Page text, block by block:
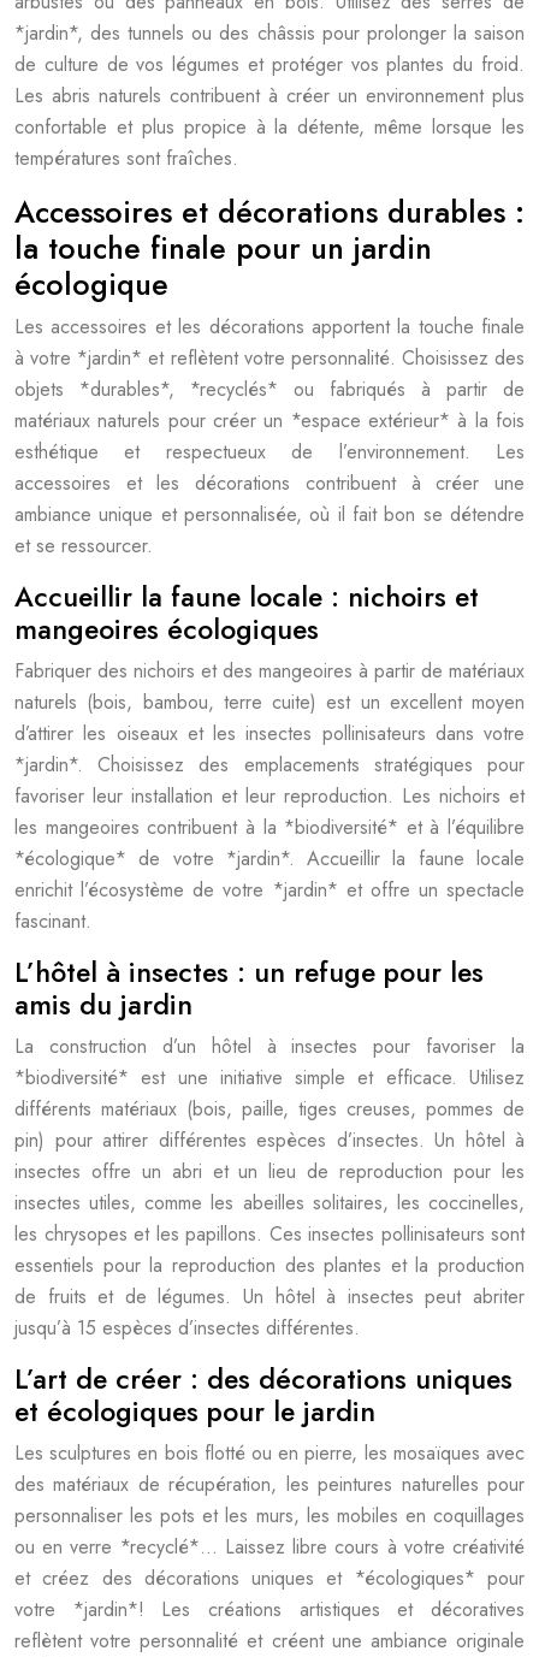
*jardin*, des tunnels ou des châssis pour prolonger la saison
de culture de vos légumes et protéger vos plantes du froid.
Les abris naturels contribuent à créer un environnement plus
confortable et plus propice à la détente, même lorsque les
températures sont fraîches.
Accessoires et décorations durables :
la touche finale pour un jardin
écologique
Les accessoires et les décorations apportent la touche finale
à votre *jardin* et reflètent votre personnalité. Choisissez des
objets *durables*, *recyclés* ou fabriqués à partir de
matériaux naturels pour créer un *espace extérieur* à la fois
esthétique et respectueux de l’environnement. Les
accessoires et les décorations contribuent à créer une
ambiance unique et personnalisée, où il fait bon se détendre
et se ressourcer.
Accueillir la faune locale : nichoirs et
mangeoires écologiques
Fabriquer des nichoirs et des mangeoires à partir de matériaux
naturels (bois, bambou, terre cuite) est un excellent moyen
d’attirer les oiseaux et les insectes pollinisateurs dans votre
*jardin*. Choisissez des emplacements stratégiques pour
favoriser leur installation et leur reproduction. Les nichoirs et
les mangeoires contribuent à la *biodiversité* et à l’équilibre
*écologique* de votre *jardin*. Accueillir la faune locale
enrichit l’écosystème de votre *jardin* et offre un spectacle
fascinant.
L’hôtel à insectes : un refuge pour les
amis du jardin
La construction d’un hôtel à insectes pour favoriser la
*biodiversité* est une initiative simple et efficace. Utilisez
différents matériaux (bois, paille, tiges creuses, pommes de
pin) pour attirer différentes espèces d’insectes. Un hôtel à
insectes offre un abri et un lieu de reproduction pour les
insectes utiles, comme les abeilles solitaires, les coccinelles,
les chrysopes et les papillons. Ces insectes pollinisateurs sont
essentiels pour la reproduction des plantes et la production
de fruits et de légumes. Un hôtel à insectes peut abriter
jusqu’à 15 espèces d’insectes différentes.
L’art de créer : des décorations uniques
et écologiques pour le jardin
Les sculptures en bois flotté ou en pierre, les mosaïques avec
des matériaux de récupération, les peintures naturelles pour
personnaliser les pots et les murs, les mobiles en coquillages
ou en verre *recyclé*… Laissez libre cours à votre créativité
et créez des décorations uniques et *écologiques* pour
votre *jardin*! Les créations artistiques et décoratives
reflètent votre personnalité et créent une ambiance originale